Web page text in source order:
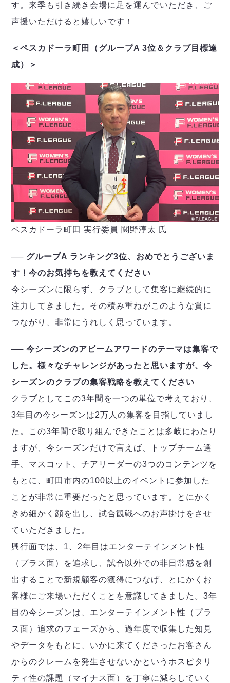
す。来季も引き続き会場に足を運んでいただき、ご
声援いただけると嬉しいです！
＜ペスカドーラ町田（グループA 3位＆クラブ目標達
成）＞
ペスカドーラ町田 実行委員 関野淳太 氏
── グループA ランキング3位、おめでとうございま
す！今のお気持ちを教えてください
今シーズンに限らず、クラブとして集客に継続的に
注力してきました。その積み重ねがこのような賞に
つながり、非常にうれしく思っています。
── 今シーズンのアビームアワードのテーマは集客で
した。様々なチャレンジがあったと思いますが、今
シーズンのクラブの集客戦略を教えてください
クラブとしてこの3年間を一つの単位で考えており、
3年目の今シーズンは2万人の集客を目指していまし
た。この3年間で取り組んできたことは多岐にわたり
ますが、今シーズンだけで言えば、トップチーム選
手、マスコット、チアリーダーの3つのコンテンツを
もとに、町田市内の100以上のイベントに参加した
ことが非常に重要だったと思っています。とにかく
きめ細かく顔を出し、試合観戦へのお声掛けをさせ
ていただきました。
興行面では、1、2年目はエンターテインメント性
（プラス面）を追求し、試合以外での非日常感を創
出することで新規顧客の獲得につなげ、とにかくお
客様にご来場いただくことを意識してきました。3年
目の今シーズンは、エンターテインメント性（プラ
ス面）追求のフェーズから、過年度で収集した知見
やデータをもとに、いかに来てくださったお客さん
からのクレームを発生させないかというホスピタリ
ティ性の課題（マイナス面）を丁寧に減らしていく